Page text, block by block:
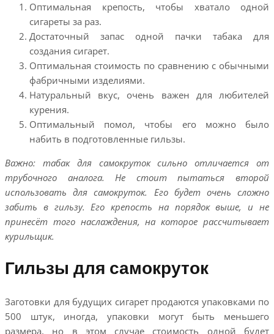
Оптимальная крепость, чтобы хватало одной
сигареты за раз.
Достаточный запас одной пачки табака для
создания сигарет.
Оптимальная стоимость по сравнению с обычными
фабричными изделиями.
Натуральный вкус, очень важен для любителей
курения.
Оптимальный помол, чтобы его можно было
набить в подготовленные гильзы.
Важно: табак для самокруток сильно отличается от
трубочного аналога. Не стоит пытаться второй
использовать для самокруток. Его будет очень сложно
забить в гильзу. Его крепость на порядок выше, и не
принесёт того наслаждения, на которое рассчитывает
курильщик.
Гильзы для самокруток
Заготовки для будущих сигарет продаются упаковками по
500 штук, иногда, упаковки могут быть меньшего
размера, но в этом случае стоимость одной будет